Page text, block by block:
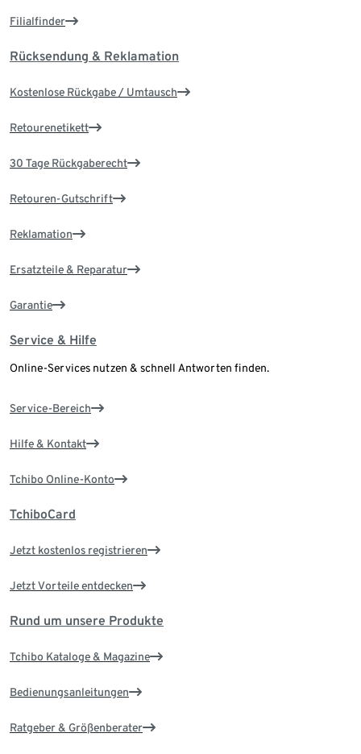
Filialfinder
Rücksendung & Reklamation
Kostenlose Rückgabe / Umtausch
Retourenetikett
30 Tage Rückgaberecht
Retouren-Gutschrift
Reklamation
Ersatzteile & Reparatur
Garantie
Service & Hilfe
Online-Services nutzen & schnell Antworten finden.
Service-Bereich
Hilfe & Kontakt
Tchibo Online-Konto
TchiboCard
Jetzt kostenlos registrieren
Jetzt Vorteile entdecken
Rund um unsere Produkte
Tchibo Kataloge & Magazine
Bedienungsanleitungen
Ratgeber & Größenberater